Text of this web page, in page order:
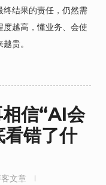
结果的责任，仍然需
越高，懂业务、会使
贵。
信“AI会
看错了什
文章